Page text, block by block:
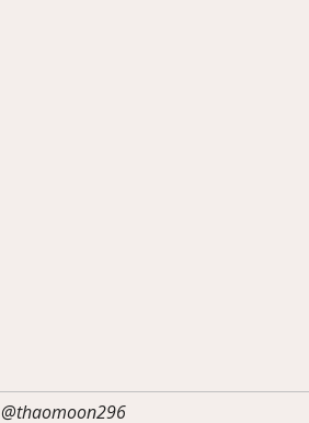
@thaomoon296